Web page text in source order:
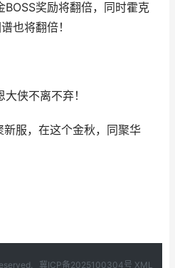
奖励将翻倍，同时霍克
也将翻倍！
侠不离不弃！
服，在这个金秋，同聚华
冀ICP备2025100304号 XML